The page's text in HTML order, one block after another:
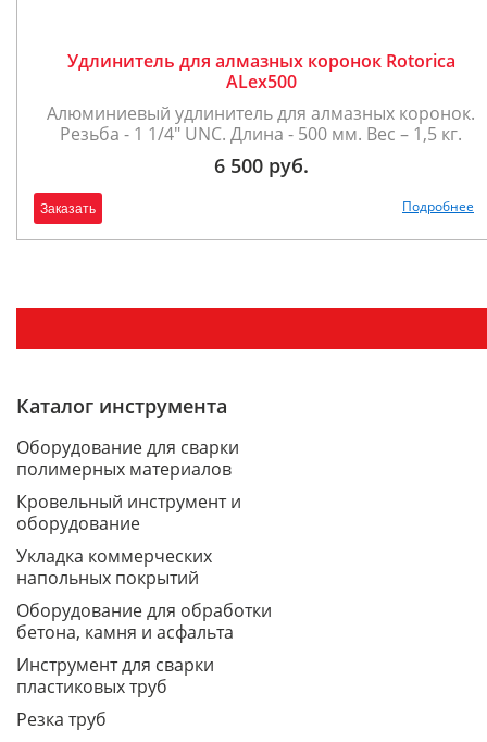
Удлинитель для алмазных коронок Rotorica
ALex500
Алюминиевый удлинитель для алмазных коронок.
Резьба - 1 1/4" UNC. Длина - 500 мм. Вес – 1,5 кг.
6 500 руб.
Заказать Подробнее
Каталог инструмента
Оборудование для сварки
полимерных материалов
Кровельный инструмент и
оборудование
Укладка коммерческих
напольных покрытий
Оборудование для обработки
бетона, камня и асфальта
Инструмент для сварки
пластиковых труб
Резка труб